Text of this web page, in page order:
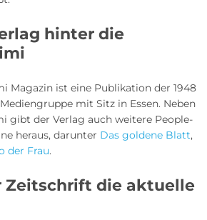
hinter die
Magazin ist eine Publikation der 1948
mit Sitz in Essen. Neben
gibt der Verlag auch weitere People-
heraus, darunter Das goldene Blatt,
der Frau.
die aktuelle